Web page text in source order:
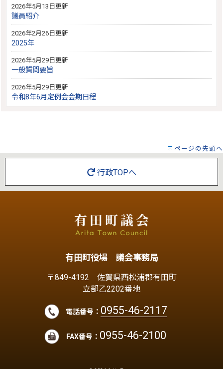
2026年5月13日更新
議員紹介
2026年2月26日更新
2025年
2026年5月29日更新
一般質問要旨
2026年5月29日更新
令和8年6月定例会会期日程
ページの先頭へ
行政TOPへ
有田町役場 議会事務局
〒849-4192 佐賀県西松浦郡有田町
立部乙2202番地
電話番号： 0955-46-2117
FAX番号： 0955-46-2100